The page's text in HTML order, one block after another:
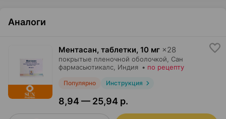
Аналоги
Ментасан, таблетки, 10 мг ×28
покрытые пленочной оболочкой,
Сан
фармасьютикалс , Индия • по рецепту
Популярно Инструкция
8,94 — 25,94 р.